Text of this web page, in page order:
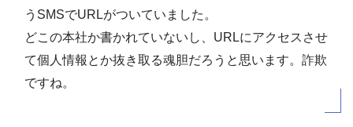
うSMSでURLがついていました。
どこの本社か書かれていないし、URLにアクセスさせ
て個人情報とか抜き取る魂胆だろうと思います。詐欺
ですね。